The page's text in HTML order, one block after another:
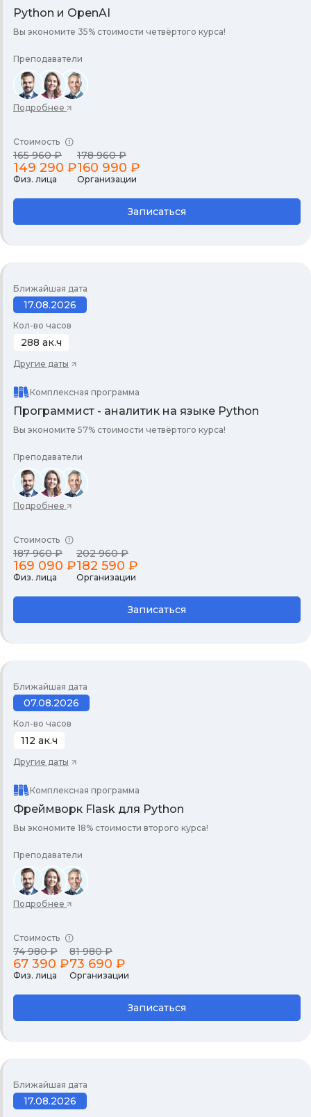
Python и OpenAI
Вы экономите 35% стоимости четвёртого курса!
Преподаватели
Подробнее
Стоимость
165 960 ₽
149 290 ₽
Физ. лица
178 960 ₽
160 990 ₽
Организации
Записаться
Ближайшая дата
17.08.2026
Кол-во часов
288 ак.ч
Другие даты
Комплексная программа
Программист - аналитик на языке Python
Вы экономите 57% стоимости четвёртого курса!
Преподаватели
Подробнее
Стоимость
187 960 ₽
169 090 ₽
Физ. лица
202 960 ₽
182 590 ₽
Организации
Записаться
Ближайшая дата
07.08.2026
Кол-во часов
112 ак.ч
Другие даты
Комплексная программа
Фреймворк Flask для Python
Вы экономите 18% стоимости второго курса!
Преподаватели
Подробнее
Стоимость
74 980 ₽
67 390 ₽
Физ. лица
81 980 ₽
73 690 ₽
Организации
Записаться
Ближайшая дата
17.08.2026